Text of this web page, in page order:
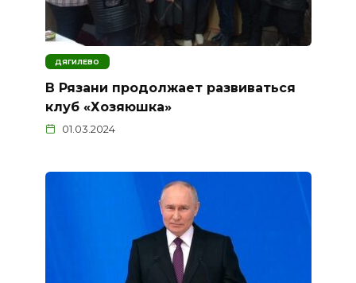
ДЯГИЛЕВО
В Рязани продолжает развиваться
клуб «Хозяюшка»
01.03.2024